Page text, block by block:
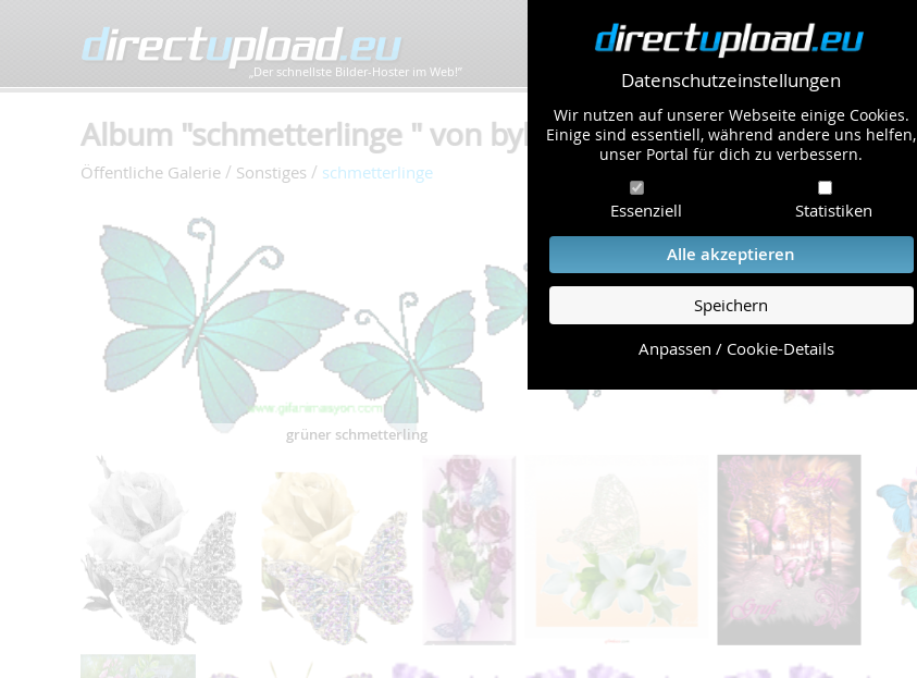
Datenschutzeinstellungen
Wir nutzen auf unserer Webseite einige Cookies.
Einige sind essentiell, während andere uns helfen,
unser Portal für dich zu verbessern.
Essenziell Statistiken
Alle akzeptieren
Speichern
Anpassen / Cookie-Details
„Der schnellste Bilder-Hoster im Web!”
Album "schmetterlinge " von bylla (92 Bilder)
Öffentliche Galerie / Sonstiges / schmetterlinge
grüner schmetterling